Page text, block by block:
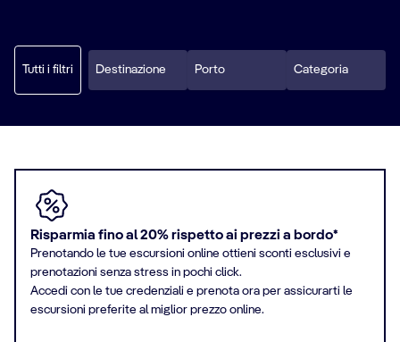
Destinazione Porto Categoria
Tutti i filtri
Risparmia fino al 20% rispetto ai prezzi a bordo*
Prenotando le tue escursioni online ottieni sconti esclusivi e
prenotazioni senza stress in pochi click.
Accedi con le tue credenziali e prenota ora per assicurarti le
escursioni preferite al miglior prezzo online.